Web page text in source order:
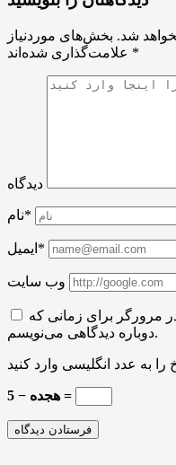
شد. بخش‌های موردنیاز
*
دیدگاه
نام*
ایمیل*
وب سایت
مرورگر برای زمانی که
دوباره دیدگاهی می‌نویسم.
هجده − 5 =